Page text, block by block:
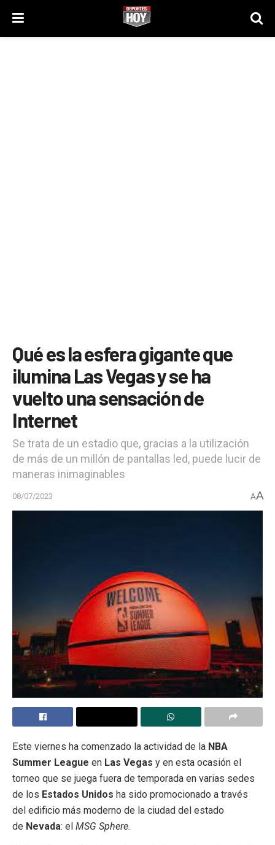
Qué es la esfera gigante que
ilumina Las Vegas y se ha
vuelto una sensación de
Internet
Se trata de un estadio que, gracias a la utilización
de más de un millón de pantallas led, puede lucir de
maneras inimaginables
08/07/2023 AA
Este viernes ha comenzado la actividad de la NBA
Summer League en Las Vegas y en esta ocasión el
torneo que se juega fuera de temporada en varias sedes
de los Estados Unidos ha sido promocionado a través
del edificio más moderno de la ciudad del estado
de Nevada: el MSG Sphere.